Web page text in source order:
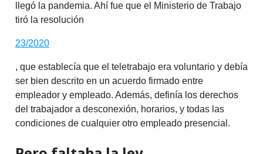
llegó la pandemia. Ahí fue que el Ministerio de Trabajo
tiró la resolución
23/2020
, que establecía que el teletrabajo era voluntario y debía
ser bien descrito en un acuerdo firmado entre
empleador y empleado. Además, definía los derechos
del trabajador a desconexión, horarios, y todas las
condiciones de cualquier otro empleado presencial.